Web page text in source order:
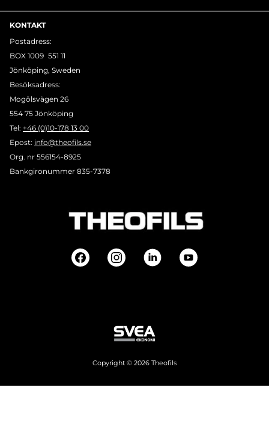
KONTAKT
Postadress:
BOX 1009 551 11
Jönköping, Sweden
Besöksadress:
Mogölsvägen 26
554 75 Jönköping
Tel: +46 (0)10-178 13 00
Epost: info@theofils.se
Org. nr 556154-8925
Bankgironummer 835-7378
Copyright © 2026 Theofils